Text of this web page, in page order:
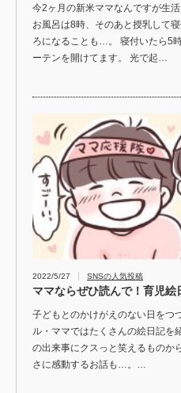
今2ヶ月の新米ママなんですが生
お風呂は8時、そのあと授乳して
ろになることも…。 寝付いたら5
ーテンを開けてます。 光で起…
2022/5/27 SNSの人気投稿
ママならぜひ読んで！育児絵
子どもとのかけがえのない日をつ
ル・ママではたくさんの絵日記を
の出来事にクスっと笑えるものか
さに感動するお話も…。…